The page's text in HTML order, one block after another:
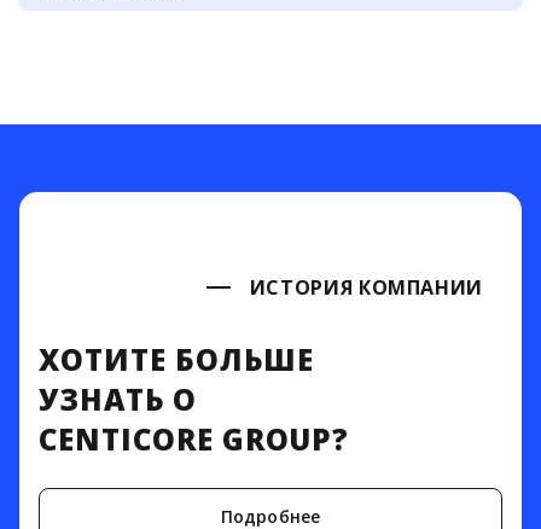
ИСТОРИЯ КОМПАНИИ
ХОТИТЕ БОЛЬШЕ
УЗНАТЬ О
CENTICORE GROUP?
Подробнее